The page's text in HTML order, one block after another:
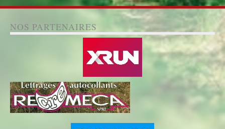
NOS PARTENAIRES